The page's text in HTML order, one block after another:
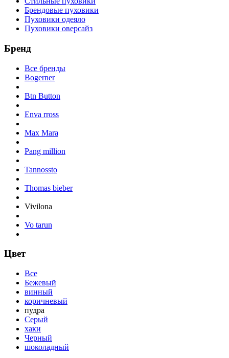
Брендовые пуховики
Пуховики одеяло
Пуховики оверсайз
Бренд
Все бренды
Bogerner
Btn Button
Enva rross
Max Mara
Pang million
Tannossto
Thomas bieber
Vivilona
Vo tarun
Цвет
Все
Бежевый
винный
коричневый
пудра
Серый
хаки
Черный
шоколадный